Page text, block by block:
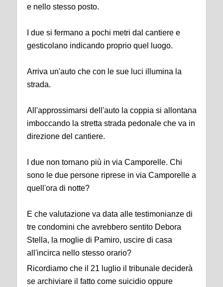
e nello stesso posto.
I due si fermano a pochi metri dal cantiere e
gesticolano indicando proprio quel luogo.
Arriva un'auto che con le sue luci illumina la
strada.
All'approssimarsi dell'auto la coppia si allontana
imboccando la stretta strada pedonale che va in
direzione del cantiere.
I due non tornano più in via Camporelle. Chi
sono le due persone riprese in via Camporelle a
quell'ora di notte?
E che valutazione va data alle testimonianze di
tre condomini che avrebbero sentito Debora
Stella, la moglie di Pamiro, uscire di casa
all'incirca nello stesso orario?
Ricordiamo che il 21 luglio il tribunale deciderà
se archiviare il fatto come suicidio oppure